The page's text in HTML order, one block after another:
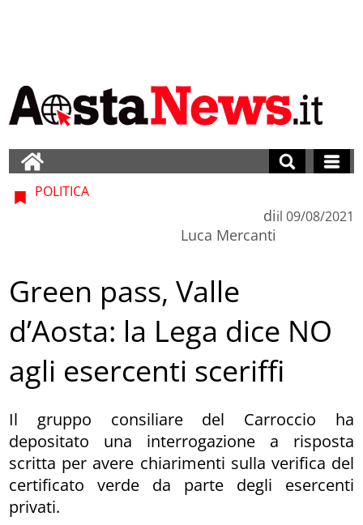
POLITICA
di
Luca Mercanti
il 09/08/2021
Green pass, Valle
d’Aosta: la Lega dice NO
agli esercenti sceriffi
Il gruppo consiliare del Carroccio ha
depositato una interrogazione a risposta
scritta per avere chiarimenti sulla verifica del
certificato verde da parte degli esercenti
privati.